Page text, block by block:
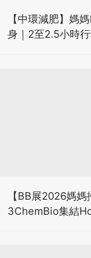
【中環減肥】媽
身｜2至2.5小時
【BB展2026媽媽
3ChemBio集結